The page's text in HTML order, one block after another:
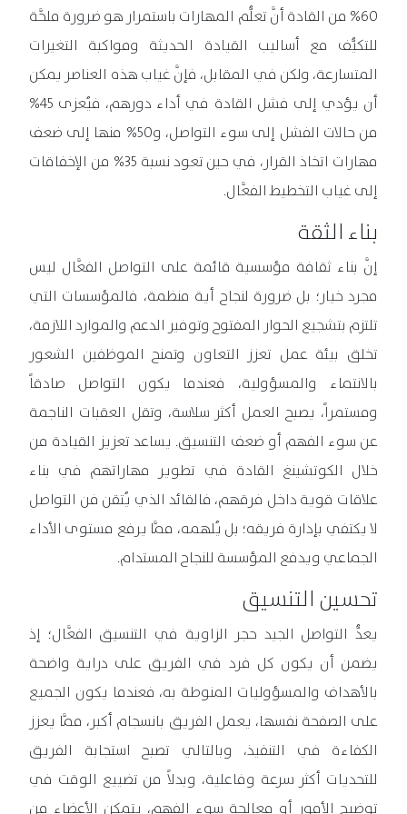
60% من القادة أنَّ تعلُّم المهارات باستمرار هو ضرورة ملحَّة
للتكيُّف مع أساليب القيادة الحديثة ومواكبة التغيرات
المتسارعة، ولكن في المقابل، فإنَّ غياب هذه العناصر يمكن
أن يؤدي إلى فشل القادة في أداء دورهم، فيُعزى 45%
من حالات الفشل إلى سوء التواصل، و50% منها إلى ضعف
مهارات اتخاذ القرار، في حين تعود نسبة 35% من الإخفاقات
إلى غياب التخطيط الفعَّال.
بناء الثقة
إنَّ بناء ثقافة مؤسسية قائمة على التواصل الفعَّال ليس
مجرد خيار؛ بل ضرورة لنجاح أية منظمة، فالمؤسسات التي
تلتزم بتشجيع الحوار المفتوح وتوفير الدعم والموارد اللازمة،
تخلق بيئة عمل تعزز التعاون وتمنح الموظفين الشعور
بالانتماء والمسؤولية، فعندما يكون التواصل صادقاً
ومستمراً، يصبح العمل أكثر سلاسة، وتقل العقبات الناجمة
عن سوء الفهم أو ضعف التنسيق. يساعد تعزيز القيادة من
خلال الكوتشينغ القادة في تطوير مهاراتهم في بناء
علاقات قوية داخل فرقهم، فالقائد الذي يُتقن فن التواصل
لا يكتفي بإدارة فريقه؛ بل يُلهمه، ممَّا يرفع مستوى الأداء
الجماعي ويدفع المؤسسة للنجاح المستدام.
تحسين التنسيق
يعدُّ التواصل الجيد حجر الزاوية في التنسيق الفعَّال؛ إذ
يضمن أن يكون كل فرد في الفريق على دراية واضحة
بالأهداف والمسؤوليات المنوطة به، فعندما يكون الجميع
على الصفحة نفسها، يعمل الفريق بانسجام أكبر، ممَّا يعزز
الكفاءة في التنفيذ، وبالتالي تصبح استجابة الفريق
للتحديات أكثر سرعة وفاعلية، وبدلاً من تضييع الوقت في
توضيح الأمور أو معالجة سوء الفهم، يتمكن الأعضاء من